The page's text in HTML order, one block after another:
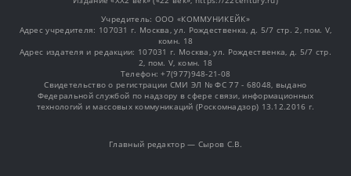
Учредитель: OOO «КОММУНИКЕЙК»
Адрес учредителя: 107031 г. Москва, ул. Рождественка, д. 5/7 стр. 2, пом. V,
комн. 18
Адрес издателя и редакции: 107031 г. Москва, ул. Рождественка, д. 5/7 стр.
2, пом. V, комн. 18
Телефон: +7(977)948-21-08
Свидетельство о регистрации СМИ ЭЛ № ФС 77 - 68048, выдано
Федеральной службой по надзору в сфере связи, информационных
технологий и массовых коммуникаций (Роскомнадзор) 13.12.2016 г.
Главный редактор — Сыров С.В.